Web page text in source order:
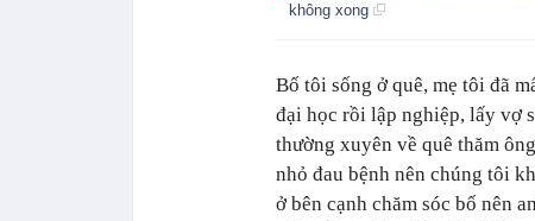
không xong
Bố tôi sống ở quê, mẹ tôi đã
đại học rồi lập nghiệp, lấy vợ
thường xuyên về quê thăm
nhỏ đau bệnh nên chúng tôi
ở bên cạnh chăm sóc bố nên